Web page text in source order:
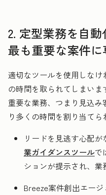
2. 定型業務を自
最も重要な案件に
適切なツールを使用しなけ
の時間を取られてしまい
重要な業務、つまり見込
り多くの時間を割り当てら
リードを見逃す心配
業ガイダンスツールで
ションが提示され、業
Breeze案件創出エー